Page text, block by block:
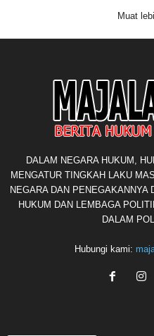
Muat
DALAM NEGARA HUKUM,
MENGATUR TINGKAH LAKU
NEGARA DAN PENEGAKANNYA
HUKUM DAN LEMBAGA
DALAM
Hubungi kami: